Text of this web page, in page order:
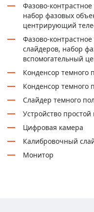
Фазово-
набор фазовых
центрирующий
Фазово-
слайдеров, набор
вспомогательный
Конденсор темного
Конденсор темного
Слайдер темного
Устройство
Цифровая камера
Калибровочный
Монитор